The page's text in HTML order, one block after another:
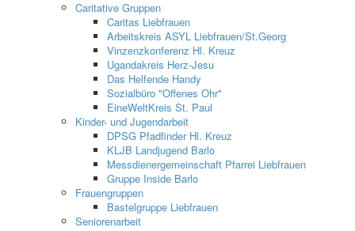
Caritative Gruppen
Caritas Liebfrauen
Arbeitskreis ASYL Liebfrauen/St.Georg
Vinzenzkonferenz Hl. Kreuz
Ugandakreis Herz-Jesu
Das Helfende Handy
Sozialbüro "Offenes Ohr"
EineWeltKreis St. Paul
Kinder- und Jugendarbeit
DPSG Pfadfinder Hl. Kreuz
KLJB Landjugend Barlo
Messdienergemeinschaft Pfarrei Liebfrauen
Gruppe Inside Barlo
Frauengruppen
Bastelgruppe Liebfrauen
Seniorenarbeit